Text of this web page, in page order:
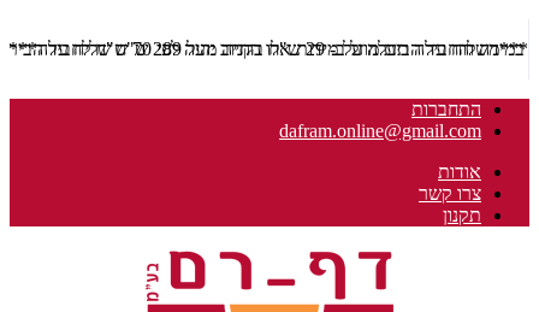
***משלוח עד הבית מוזל ב- 29 ש"ח בקניה מעל 289 ש"ח שליח עד הבית ***
התחברות
dafram.online@gmail.com
אודות
צרו קשר
תקנון